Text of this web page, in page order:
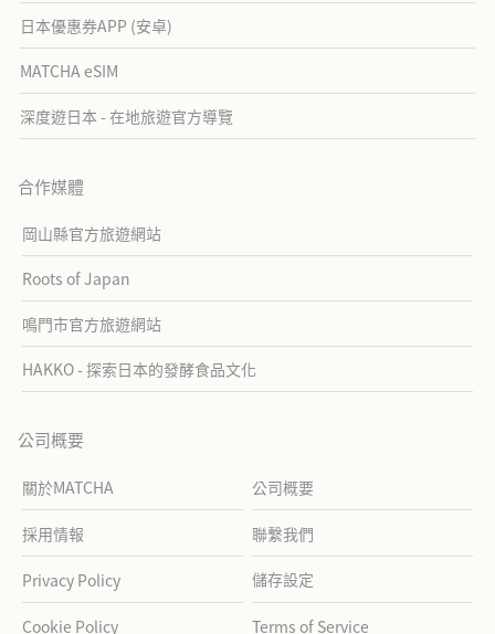
日本優惠券APP (安卓)
MATCHA eSIM
深度遊日本 - 在地旅遊官方導覽
合作媒體
岡山縣官方旅遊網站
Roots of Japan
鳴門市官方旅遊網站
HAKKO - 探索日本的發酵食品文化
公司概要
關於MATCHA 公司概要
採用情報 聯繫我們
Privacy Policy 儲存設定
Cookie Policy Terms of Service